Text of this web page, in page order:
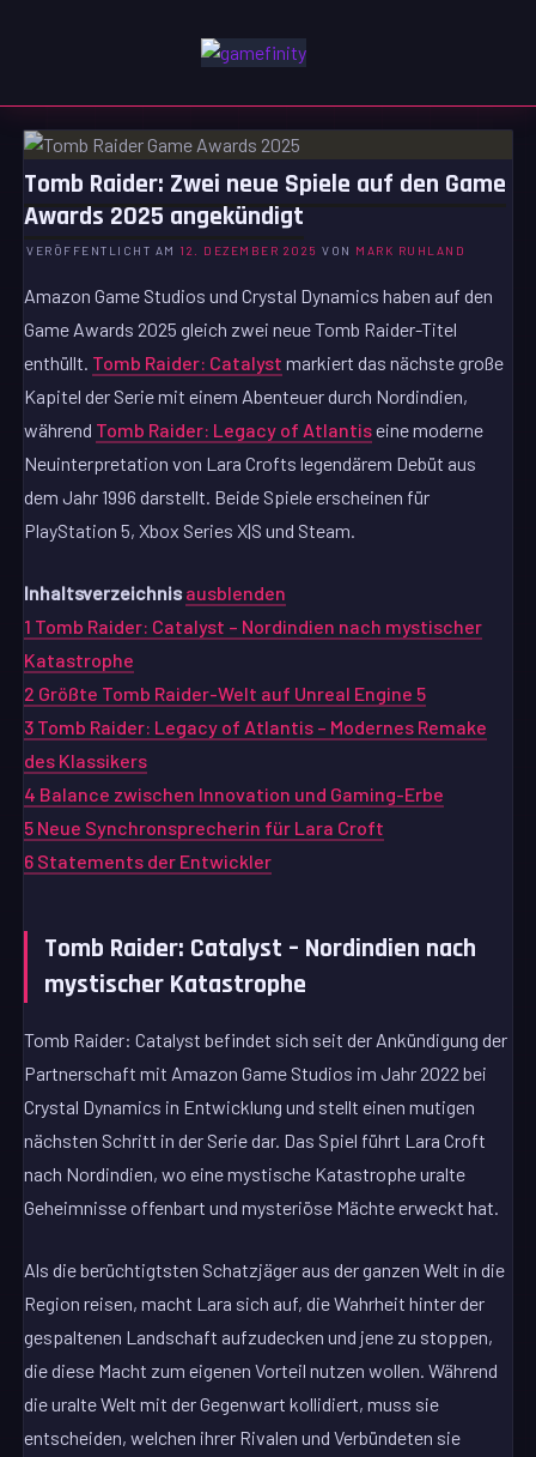
Tomb Raider: Zwei neue Spiele auf den Game
Awards 2025 angekündigt
VERÖFFENTLICHT AM 12. DEZEMBER 2025 VON MARK RUHLAND
Amazon Game Studios und Crystal Dynamics haben auf den
Game Awards 2025 gleich zwei neue Tomb Raider-Titel
enthüllt. Tomb Raider: Catalyst markiert das nächste große
Kapitel der Serie mit einem Abenteuer durch Nordindien,
während Tomb Raider: Legacy of Atlantiseine moderne
Neuinterpretation von Lara Crofts legendärem Debüt aus
dem Jahr 1996 darstellt. Beide Spiele erscheinen für
PlayStation 5, Xbox Series X|S und Steam.
Inhaltsverzeichnis ausblenden
1 Tomb Raider: Catalyst – Nordindien nach mystischer
Katastrophe
2 Größte Tomb Raider-Welt auf Unreal Engine 5
3 Tomb Raider: Legacy of Atlantis – Modernes Remake
des Klassikers
4 Balance zwischen Innovation und Gaming-Erbe
5 Neue Synchronsprecherin für Lara Croft
6 Statements der Entwickler
Tomb Raider: Catalyst – Nordindien nach
mystischer Katastrophe
Tomb Raider: Catalyst befindet sich seit der Ankündigung der
Partnerschaft mit Amazon Game Studios im Jahr 2022 bei
Crystal Dynamics in Entwicklung und stellt einen mutigen
nächsten Schritt in der Serie dar. Das Spiel führt Lara Croft
nach Nordindien, wo eine mystische Katastrophe uralte
Geheimnisse offenbart und mysteriöse Mächte erweckt hat.
Als die berüchtigtsten Schatzjäger aus der ganzen Welt in die
Region reisen, macht Lara sich auf, die Wahrheit hinter der
gespaltenen Landschaft aufzudecken und jene zu stoppen,
die diese Macht zum eigenen Vorteil nutzen wollen. Während
die uralte Welt mit der Gegenwart kollidiert, muss sie
entscheiden, welchen ihrer Rivalen und Verbündeten sie